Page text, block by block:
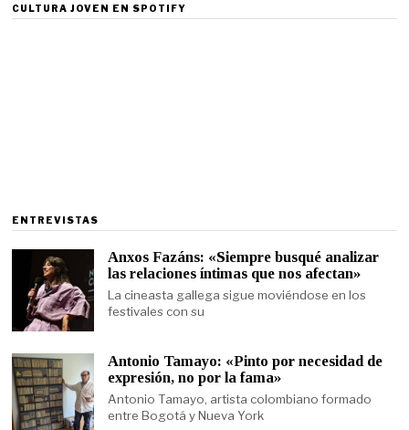
CULTURA JOVEN EN SPOTIFY
ENTREVISTAS
Anxos Fazáns: «Siempre busqué analizar
las relaciones íntimas que nos afectan»
La cineasta gallega sigue moviéndose en los
festivales con su
Antonio Tamayo: «Pinto por necesidad de
expresión, no por la fama»
Antonio Tamayo, artista colombiano formado
entre Bogotá y Nueva York